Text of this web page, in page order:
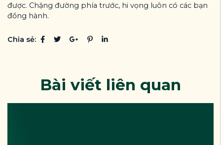
được. Chặng đường phía trước, hi vọng luôn có các bạn
đồng hành.
Chia sẻ:
Bài viết liên quan